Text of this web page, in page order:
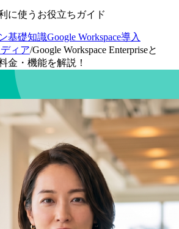
に使うお役立ちガイド
基礎知識Google Workspace導入
ィア/Google Workspace Enterpriseと
金・機能を解説！